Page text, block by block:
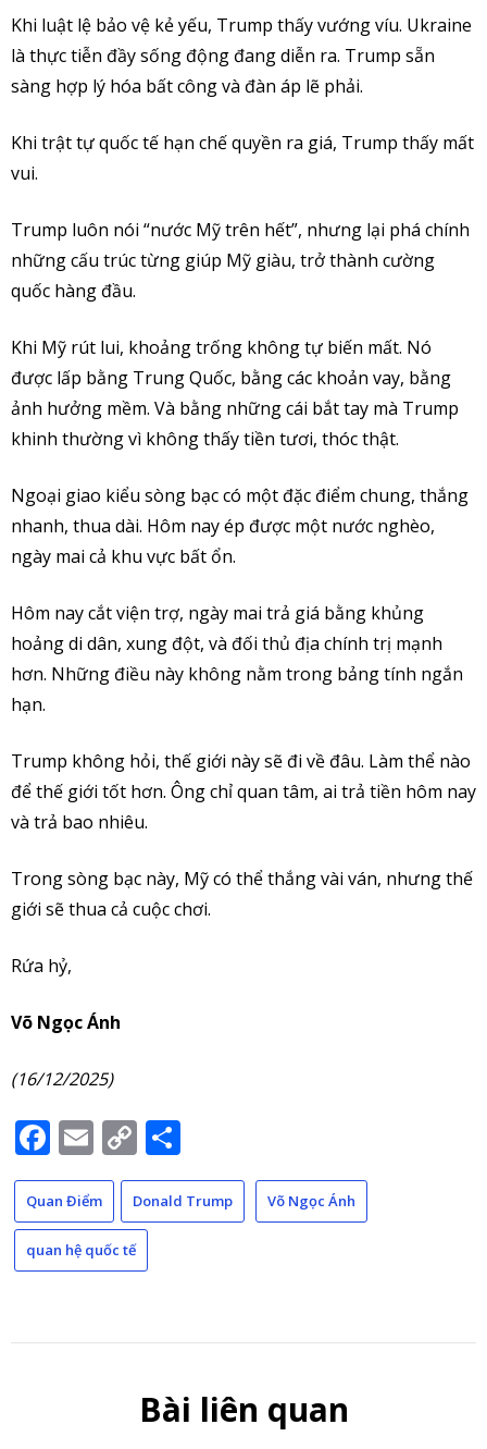
Khi luật lệ bảo vệ kẻ yếu, Trump thấy vướng víu. Ukraine
là thực tiễn đầy sống động đang diễn ra. Trump sẵn
sàng hợp lý hóa bất công và đàn áp lẽ phải.
Khi trật tự quốc tế hạn chế quyền ra giá, Trump thấy mất
vui.
Trump luôn nói “nước Mỹ trên hết”, nhưng lại phá chính
những cấu trúc từng giúp Mỹ giàu, trở thành cường
quốc hàng đầu.
Khi Mỹ rút lui, khoảng trống không tự biến mất. Nó
được lấp bằng Trung Quốc, bằng các khoản vay, bằng
ảnh hưởng mềm. Và bằng những cái bắt tay mà Trump
khinh thường vì không thấy tiền tươi, thóc thật.
Ngoại giao kiểu sòng bạc có một đặc điểm chung, thắng
nhanh, thua dài. Hôm nay ép được một nước nghèo,
ngày mai cả khu vực bất ổn.
Hôm nay cắt viện trợ, ngày mai trả giá bằng khủng
hoảng di dân, xung đột, và đối thủ địa chính trị mạnh
hơn. Những điều này không nằm trong bảng tính ngắn
hạn.
Trump không hỏi, thế giới này sẽ đi về đâu. Làm thể nào
để thế giới tốt hơn. Ông chỉ quan tâm, ai trả tiền hôm nay
và trả bao nhiêu.
Trong sòng bạc này, Mỹ có thể thắng vài ván, nhưng thế
giới sẽ thua cả cuộc chơi.
Rứa hỷ,
Võ Ngọc Ánh
(16/12/2025)
Facebook
Email
Copy
Link
Quan Điểm Donald Trump Võ Ngọc Ánh
quan hệ quốc tế
Bài liên quan